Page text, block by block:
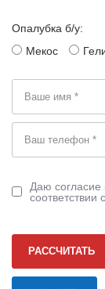
Опалубка б/у:
Мекос
Даю согласие
соответствии с
РАССЧИТАТЬ